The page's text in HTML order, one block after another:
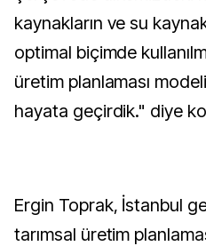
kaynakların ve su
optimal biçimde
üretim planlaması
hayata geçirdik." diye
Ergin Toprak, İstanbul
tarımsal üretim